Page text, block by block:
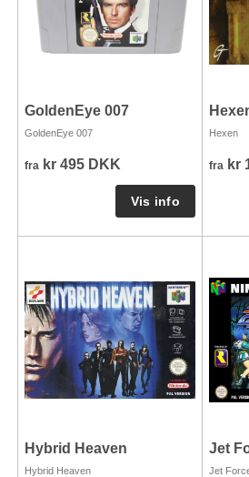
GoldenEye 007
GoldenEye 007
fra kr 495 DKK
Hexen
fra kr
Hybrid Heaven
Hybrid Heaven
Jet
Jet